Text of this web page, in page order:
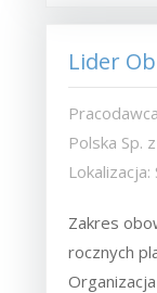
Lider
Polska Sp.
Lokalizacja:
Zakres
rocznych